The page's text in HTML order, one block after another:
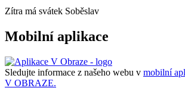
Zítra má svátek Soběslav
Mobilní aplikace
Sledujte informace z našeho webu v mobilní
V OBRAZE.